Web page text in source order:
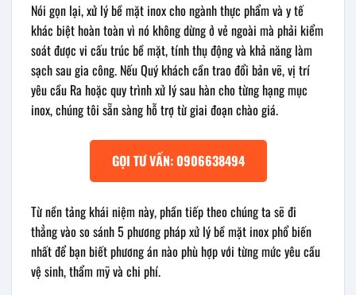
Nói gọn lại, xử lý bề mặt inox cho ngành thực phẩm và y tế
khác biệt hoàn toàn vì nó không dừng ở vẻ ngoài mà phải kiểm
soát được vi cấu trúc bề mặt, tính thụ động và khả năng làm
sạch sau gia công. Nếu Quý khách cần trao đổi bản vẽ, vị trí
yêu cầu Ra hoặc quy trình xử lý sau hàn cho từng hạng mục
inox, chúng tôi sẵn sàng hỗ trợ từ giai đoạn chào giá.
GỌI TƯ VẤN: 0906638494
Từ nền tảng khái niệm này, phần tiếp theo chúng ta sẽ đi
thẳng vào so sánh 5 phương pháp xử lý bề mặt inox phổ biến
nhất để bạn biết phương án nào phù hợp với từng mức yêu cầu
vệ sinh, thẩm mỹ và chi phí.